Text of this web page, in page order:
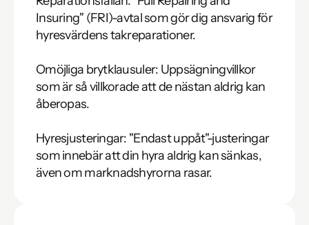
Insuring" (FRI)-avtal som gör dig ansvarig för
hyresvärdens takreparationer.
Omöjliga brytklausuler: Uppsägningvillkor
som är så villkorade att de nästan aldrig kan
åberopas.
Hyresjusteringar: "Endast uppåt"-justeringar
som innebär att din hyra aldrig kan sänkas,
även om marknadshyrorna rasar.